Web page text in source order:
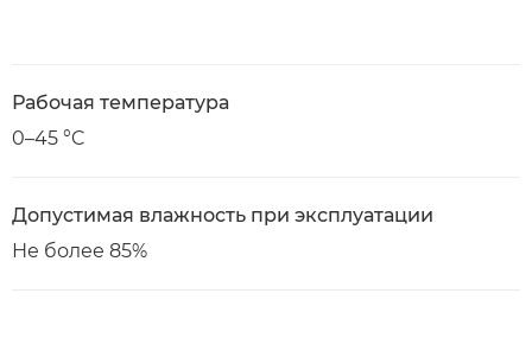
Рабочая температура
0–45 °C
Допустимая влажность при эксплуатации
Не более 85%